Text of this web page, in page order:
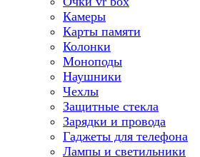
Камеры
Карты памяти
Колонки
Моноподы
Наушники
Чехлы
Защитные стекла
Зарядки и провода
Гаджеты для телефона
Лампы и светильники